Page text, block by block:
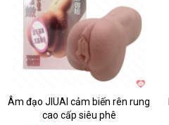
Âm đạo JIUAI cảm biến rên rung
cao cấp siêu phê